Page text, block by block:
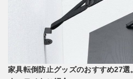
家具転倒防止グッズのおすすめ27